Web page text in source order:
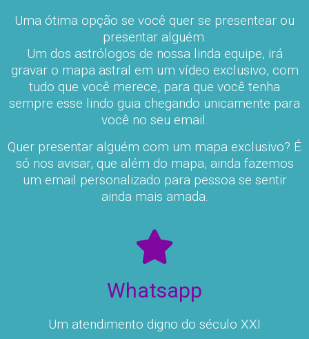
Uma ótima opção se você quer se presentear ou
presentar alguém.
Um dos astrólogos de nossa linda equipe, irá
gravar o mapa astral em um vídeo exclusivo, com
tudo que você merece, para que você tenha
sempre esse lindo guia chegando unicamente para
você no seu email.
Quer presentar alguém com um mapa exclusivo? É
só nos avisar, que além do mapa, ainda fazemos
um email personalizado para pessoa se sentir
ainda mais amada.
Whatsapp
Um atendimento digno do século XXI